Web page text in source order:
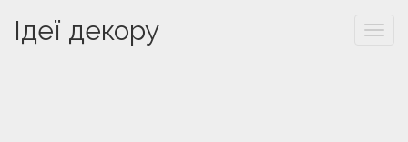
Ідеї декору